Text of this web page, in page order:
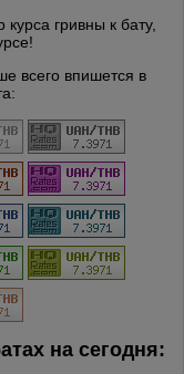
гривны к бату,
всего впишется в
на сегодня: